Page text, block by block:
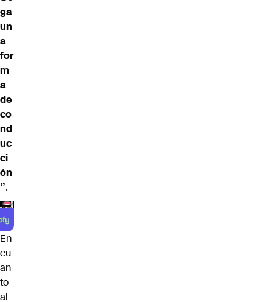
ga
un
a
for
m
a
de
co
nd
uc
ci
ón
”.
En
cu
an
to
al